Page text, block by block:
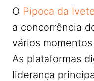
O Pipoca da Ivete
a concorrência
vários
As plataformas
liderança